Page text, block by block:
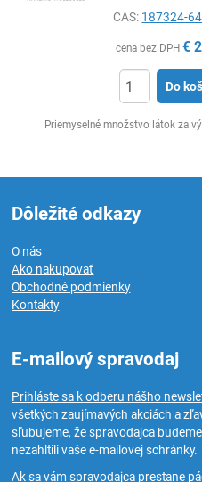
CAS: 187324-
cena bez DPH €
Do
Priemyselné množstvo látok za
Dôležité odkazy
O nás
Ako nakupovať
Obchodné podmienky
Kontakty
E-mailový spravodaj
Prihláste sa k odberu nášho
všetkých zaujímavých akciách a
sľubujeme, že spravodajca
nezahltili vaše e-mailovej schránky.
Ak sa vám spravodajca prestane